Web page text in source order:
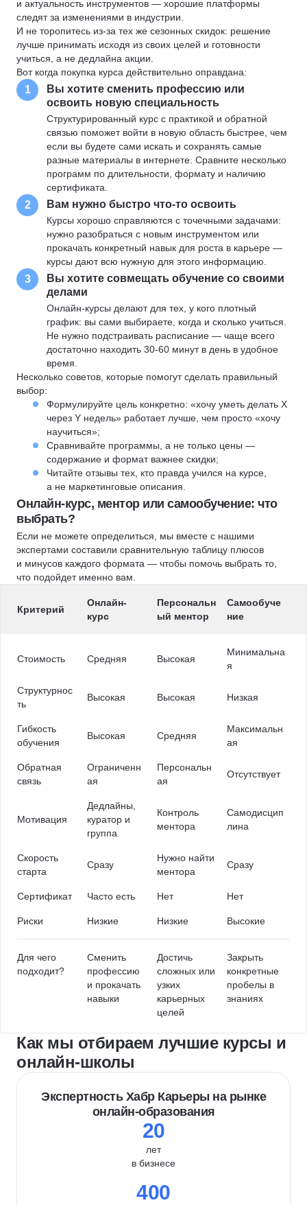
и актуальность инструментов — хорошие платформы
следят за изменениями в индустрии.
И не торопитесь из-за тех же сезонных скидок: решение
лучше принимать исходя из своих целей и готовности
учиться, а не дедлайна акции.
Вот когда покупка курса действительно оправдана:
1
Вы хотите сменить профессию или
освоить новую специальность
Структурированный курс с практикой и обратной
связью поможет войти в новую область быстрее, чем
если вы будете сами искать и сохранять самые
разные материалы в интернете. Сравните несколько
программ по длительности, формату и наличию
сертификата.
2 Вам нужно быстро что-то освоить
Курсы хорошо справляются с точечными задачами:
нужно разобраться с новым инструментом или
прокачать конкретный навык для роста в карьере —
курсы дают всю нужную для этого информацию.
3
Вы хотите совмещать обучение со своими
делами
Онлайн-курсы делают для тех, у кого плотный
график: вы сами выбираете, когда и сколько учиться.
Не нужно подстраивать расписание — чаще всего
достаточно находить 30-60 минут в день в удобное
время.
Несколько советов, которые помогут сделать правильный
выбор:
Формулируйте цель конкретно: «хочу уметь делать X
через Y недель» работает лучше, чем просто «хочу
научиться»;
Сравнивайте программы, а не только цены —
содержание и формат важнее скидки;
Читайте отзывы тех, кто правда учился на курсе,
а не маркетинговые описания.
Онлайн-курс, ментор или самообучение: что
выбрать?
Если не можете определиться, мы вместе с нашими
экспертами составили сравнительную таблицу плюсов
и минусов каждого формата — чтобы помочь выбрать то,
что подойдет именно вам.
Критерий
Онлайн-
курс
Персональн
ый ментор
Самообуче
ние
Стоимость Средняя Высокая
Минимальна
я
Структурнос
ть
Высокая Высокая Низкая
Гибкость
обучения
Высокая Средняя
Максимальн
ая
Обратная
связь
Ограниченн
ая
Персональн
ая
Отсутствует
Мотивация
Дедлайны,
куратор и
группа
Контроль
ментора
Самодисцип
лина
Скорость
старта
Сразу
Нужно найти
ментора
Сразу
Сертификат Часто есть Нет Нет
Риски Низкие Низкие Высокие
Для чего
подходит?
Сменить
профессию
и прокачать
навыки
Достичь
сложных или
узких
карьерных
целей
Закрыть
конкретные
пробелы в
знаниях
Как мы отбираем лучшие курсы и
онлайн-школы
Экспертность Хабр Карьеры на рынке
онлайн-образования
20
лет
в бизнесе
400